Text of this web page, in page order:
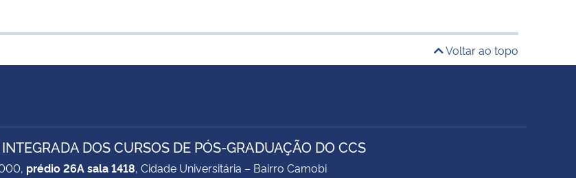
Voltar ao topo
DOS CURSOS DE PÓS-GRADUAÇÃO DO CCS
prédio 26A sala 1418, Cidade Universitária – Bairro Camobi